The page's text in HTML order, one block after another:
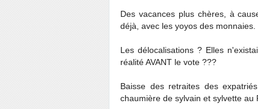
Des vacances plus chères, à
déjà, avec les yoyos des monnaies.
Les délocalisations ? Elles
réalité AVANT le vote ???
Baisse des retraites des
chaumière de sylvain et sylvette au